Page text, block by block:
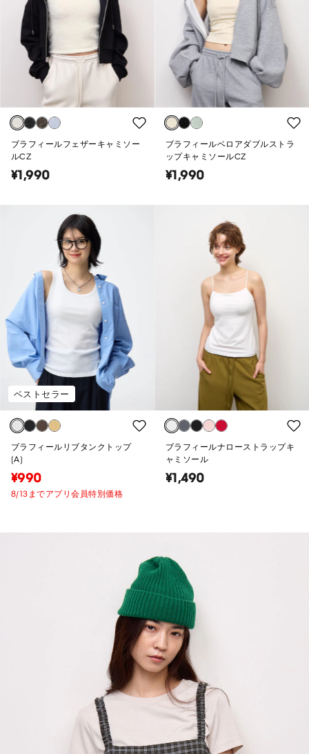
ブラフィールフェザーキャミソー
ルCZ
¥1,990
ブラフィールベロアダブルストラ
ップキャミソールCZ
¥1,990
ベストセラー
ブラフィールリブタンクトップ
(A)
¥990
8/13までアプリ会員特別価格
ブラフィールナローストラップキ
ャミソール
¥1,490